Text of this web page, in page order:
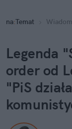
Rozrywka
na:Temat
Legenda
order od
"PiS